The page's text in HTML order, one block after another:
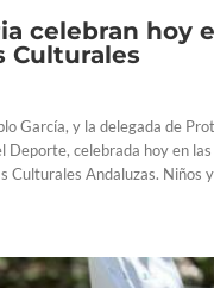
celebran hoy
Culturales
García, y la delegada de
Deporte, celebrada hoy en las
Culturales Andaluzas. Niños